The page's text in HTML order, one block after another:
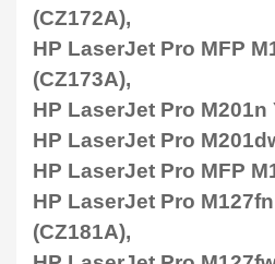
(CZ172A),
HP LaserJet Pro MFP
(CZ173A),
HP LaserJet Pro M201n
HP LaserJet Pro
HP LaserJet Pro MFP
HP LaserJet Pro M127fn
(CZ181A),